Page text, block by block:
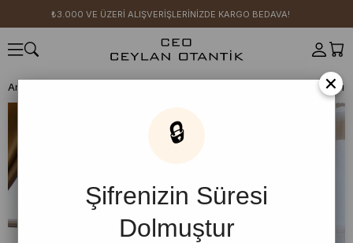
₺3.000 VE ÜZERİ ALIŞVERİŞLERİNİZDE KARGO BEDAVA!
Anasayfa Tereyağ×
🔒
Şifrenizin Süresi
Dolmuştur